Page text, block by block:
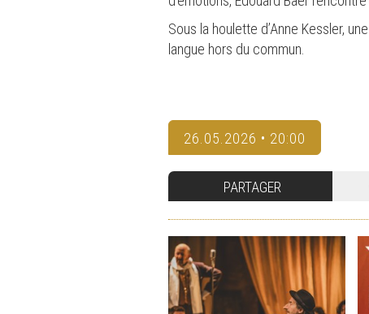
Sous la houlette d’Anne Kessler,
langue hors du commun.
26.05.2026 • 20:00
PARTAGER